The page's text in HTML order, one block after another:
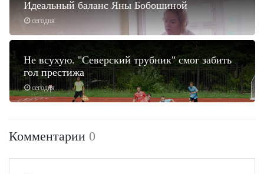
сегодня
Идеальный баланс Яны Бобошиной
сегодня
Не всухую. "Северский трубник" смог забить
гол престижа
Комментарии 0